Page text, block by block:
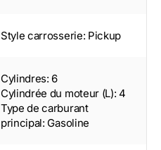
Style carrosserie: Pickup
Cylindres: 6
Cylindrée du moteur (L): 4
Type de carburant
principal: Gasoline